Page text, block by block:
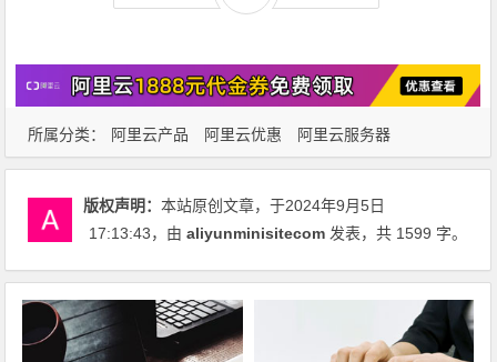
所属分类： 阿里云产品 阿里云优惠 阿里云服务器
版权声明：本站原创文章，于2024年9月5日
17:13:43，由aliyunminisitecom 发表，共 1599 字。